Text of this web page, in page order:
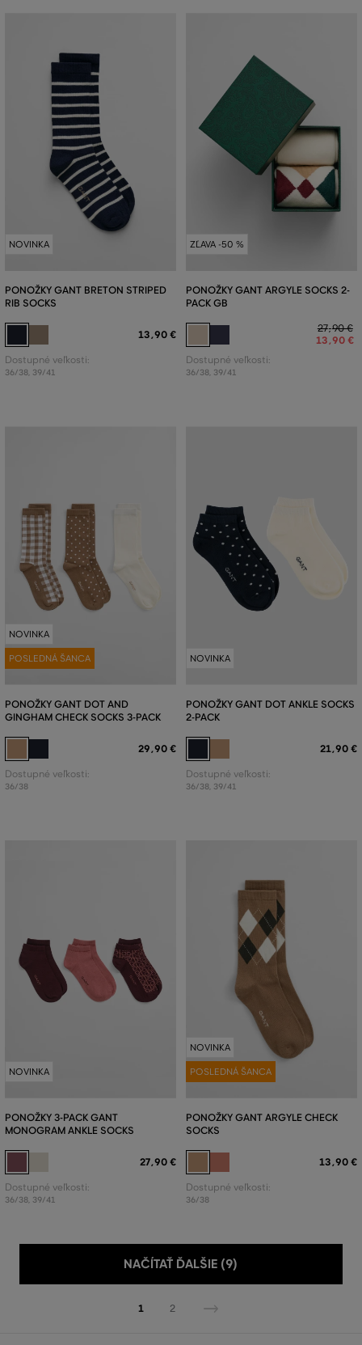
NOVINKA
PONOŽKY GANT BRETON STRIPED
RIB SOCKS
13,90 €
Dostupné veľkosti:
36/38, 39/41
ZĽAVA -50 %
PONOŽKY GANT ARGYLE SOCKS 2-
PACK GB
27,90 €
13,90 €
Dostupné veľkosti:
36/38, 39/41
NOVINKA
POSLEDNÁ ŠANCA
PONOŽKY GANT DOT AND
GINGHAM CHECK SOCKS 3-PACK
29,90 €
Dostupné veľkosti:
36/38
NOVINKA
PONOŽKY GANT DOT ANKLE SOCKS
2-PACK
21,90 €
Dostupné veľkosti:
36/38, 39/41
NOVINKA
PONOŽKY 3-PACK GANT
MONOGRAM ANKLE SOCKS
27,90 €
Dostupné veľkosti:
36/38, 39/41
NOVINKA
POSLEDNÁ ŠANCA
PONOŽKY GANT ARGYLE CHECK
SOCKS
13,90 €
Dostupné veľkosti:
36/38
NAČÍTAŤ ĎALŠIE (9)
1 2